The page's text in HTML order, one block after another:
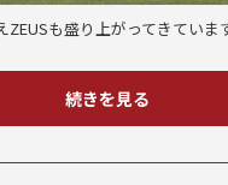
ZEUSも盛り上がってきてい
続きを見る